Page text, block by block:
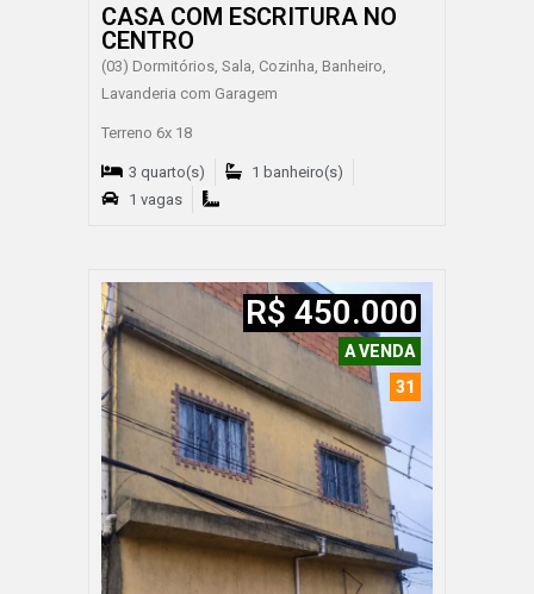
CASA COM ESCRITURA NO
CENTRO
(03) Dormitórios, Sala, Cozinha, Banheiro,
Lavanderia com Garagem
Terreno 6x 18
3 quarto(s)
1 banheiro(s)
1 vagas
A VENDA
31
R$ 450.000